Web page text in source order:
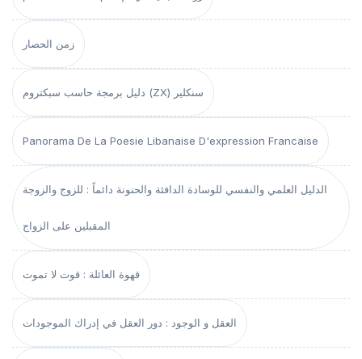
زمن الحصار
دليل برمجة حاسب سبكتروم (ZX) سنكلير
Panorama De La Poesie Libanaise D'expression Francaise
الدليل العلمي والنفسي للوسادة الدافئة والحنونة دائماً : للزوج والزوجة
المقبلين على الزواج
قهوة العائلة : قوت لا تموت
العقل و الوجود : دور العقل في إدراك الموجودات